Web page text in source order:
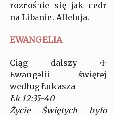
rozrośnie się jak cedr
na Libanie. Alleluja.
EWANGELIA
Ciąg dalszy ☩
Ewangelii świętej
według Łukasza.
Łk 12:35-40
Życie Świętych było